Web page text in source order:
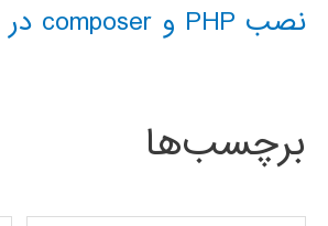
نصب PHP و composer در ویندوز 10
برچسب‌ها